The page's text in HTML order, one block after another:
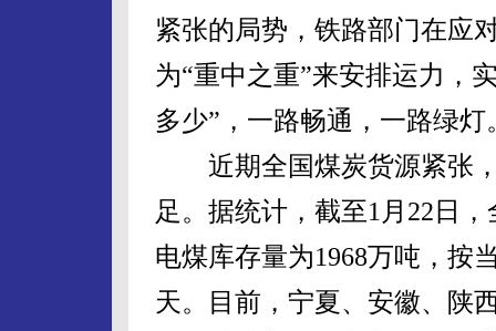
紧张的局势，铁路部门在应
为“重中之重”来安排运力，
多少”，一路畅通，一路绿灯
近期全国煤炭货源紧张，
足。据统计，截至1月22日
电煤库存量为1968万吨，按
天。目前，宁夏、安徽、陕